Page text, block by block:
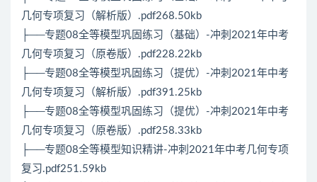
几何专项复习（解析版）.pdf268.50kb
├──专题08全等模型巩固练习（基础）-冲刺2021年中考
几何专项复习（原卷版）.pdf228.22kb
├──专题08全等模型巩固练习（提优）-冲刺2021年中考
几何专项复习（解析版）.pdf391.25kb
├──专题08全等模型巩固练习（提优）-冲刺2021年中考
几何专项复习（原卷版）.pdf258.33kb
├──专题08全等模型知识精讲-冲刺2021年中考几何专项
复习.pdf251.59kb